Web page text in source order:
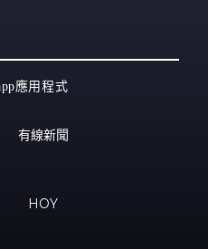
應用程式
有線新聞
HOY